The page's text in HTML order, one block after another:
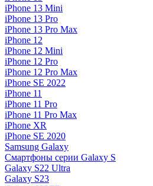
iPhone 13 Mini
iPhone 13 Pro
iPhone 13 Pro Max
iPhone 12
iPhone 12 Mini
iPhone 12 Pro
iPhone 12 Pro Max
iPhone SE 2022
iPhone 11
iPhone 11 Pro
iPhone 11 Pro Max
iPhone XR
iPhone SE 2020
Samsung Galaxy
Смартфоны серии Galaxy S
Galaxy S22 Ultra
Galaxy S23